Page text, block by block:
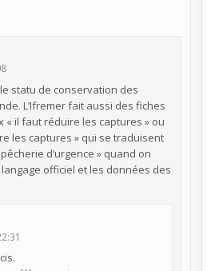
le statu de conservation des
L’Ifremer fait aussi des fiches
« il faut réduire les captures » ou
les captures » qui se traduisent
d’urgence » quand on
officiel et les données des